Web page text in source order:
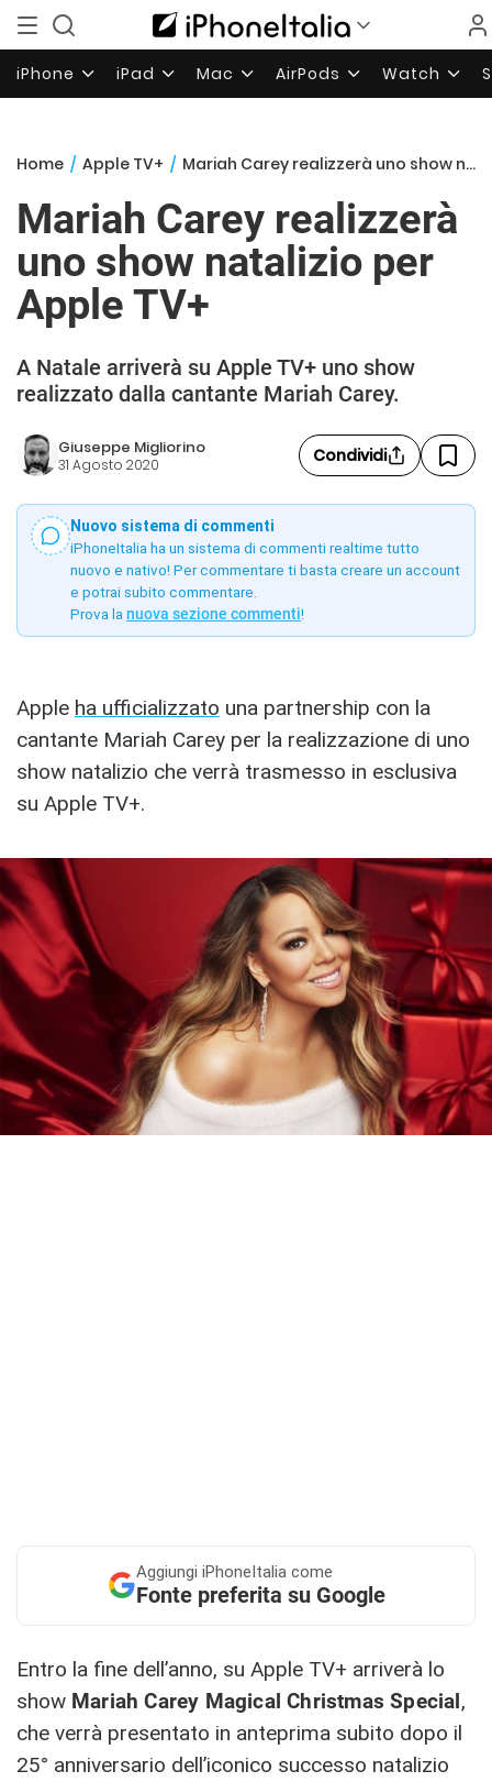
iPhone iPad Mac AirPods Watch
Home / Apple TV+ / Mariah Carey realizzerà uno show natalizio per Apple TV+
Mariah Carey realizzerà
uno show natalizio per
Apple TV+
A Natale arriverà su Apple TV+ uno show
realizzato dalla cantante Mariah Carey.
Giuseppe Migliorino
31 Agosto 2020 Condividi
Nuovo sistema di commenti
iPhoneItalia ha un sistema di commenti realtime tutto
nuovo e nativo! Per commentare ti basta creare un account
e potrai subito commentare.
Prova la nuova sezione commenti!
Apple ha ufficializzato una partnership con la
cantante Mariah Carey per la realizzazione di uno
show natalizio che verrà trasmesso in esclusiva
su Apple TV+.
Aggiungi iPhoneItalia come
Fonte preferita su Google
Entro la fine dell’anno, su Apple TV+ arriverà lo
show Mariah Carey Magical Christmas Special,
che verrà presentato in anteprima subito dopo il
25° anniversario dell’iconico successo natalizio